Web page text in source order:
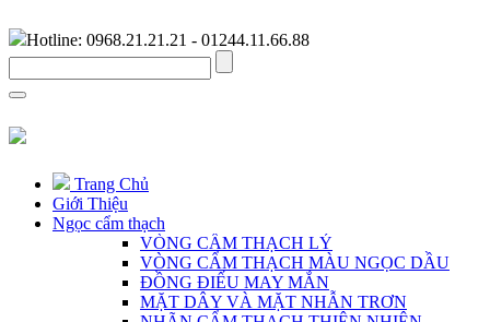
Hotline: 0968.21.21.21 - 01244.11.66.88
Trang Chủ
Giới Thiệu
Ngọc cẩm thạch
VÒNG CẨM THẠCH LÝ
VÒNG CẨM THẠCH MÀU NGỌC DẦU
ĐỒNG ĐIẾU MAY MẮN
MẶT DÂY VÀ MẶT NHẪN TRƠN